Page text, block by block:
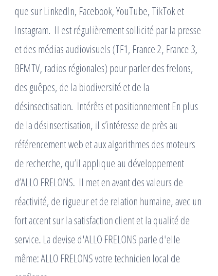
que sur LinkedIn, Facebook, YouTube, TikTok et
Instagram. ​ Il est régulièrement sollicité par la presse
et des médias audiovisuels (TF1, France 2, France 3,
BFMTV, radios régionales) pour parler des frelons,
des guêpes, de la biodiversité et de la
désinsectisation. ​ Intérêts et positionnement En plus
de la désinsectisation, il s’intéresse de près au
référencement web et aux algorithmes des moteurs
de recherche, qu’il applique au développement
d’ALLO FRELONS. ​ Il met en avant des valeurs de
réactivité, de rigueur et de relation humaine, avec un
fort accent sur la satisfaction client et la qualité de
service. La devise d'ALLO FRELONS parle d'elle
même: ALLO FRELONS votre technicien local de